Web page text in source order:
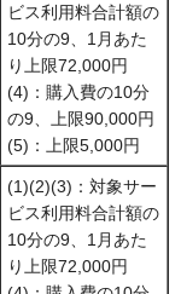
ビス利用料合計額の
10分の9、1月あた
り上限72,000円
(4)：購入費の10分
の9、上限90,000円
(5)：上限5,000円
(1)(2)(3)：対象サー
ビス利用料合計額の
10分の9、1月あた
り上限72,000円